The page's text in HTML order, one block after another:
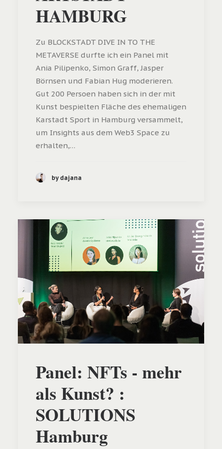
HAMBURG
Zu BLOCKSTADT DIVE IN TO THE
METAVERSE durfte ich ein Panel mit
Ania Pilipenko, Simon Graff, Jasper
Börnsen und Fabian Hug moderieren.
Gut 200 Persoen haben sich in der mit
Kunst bespielten Fläche des ehemaligen
Karstadt Sport in Hamburg versammelt,
um Insights aus dem Web3 Space zu
erhalten,…
by dajana
Panel: NFTs - mehr
als Kunst? :
SOLUTIONS
Hamburg